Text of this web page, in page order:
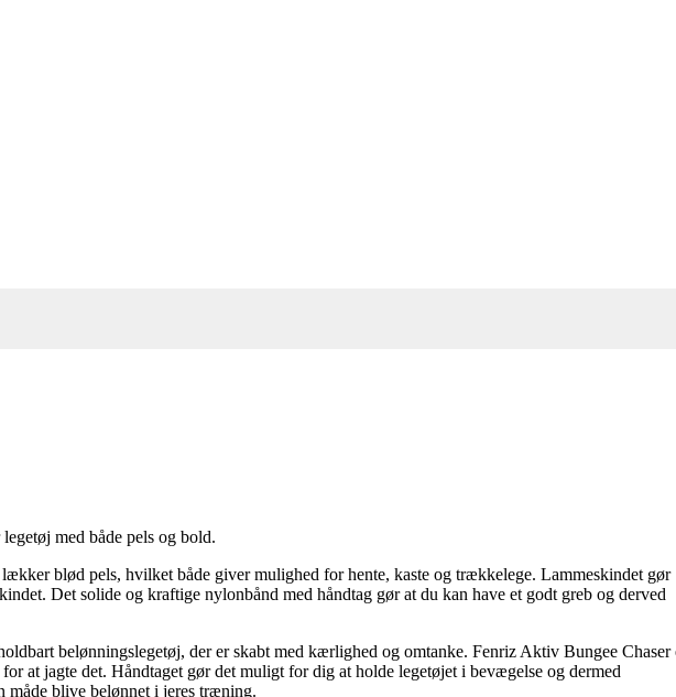
med både pels og bold.
blød pels, hvilket både giver mulighed for hente, kaste og trækkelege. Lammeskindet gør
Det solide og kraftige nylonbånd med håndtag gør at du kan have et godt greb og derved
belønningslegetøj, der er skabt med kærlighed og omtanke. Fenriz Aktiv Bungee Chaser
at jagte det. Håndtaget gør det muligt for dig at holde legetøjet i bevægelse og dermed
måde blive belønnet i jeres træning.